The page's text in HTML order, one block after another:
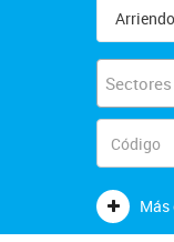
Sectores
Más